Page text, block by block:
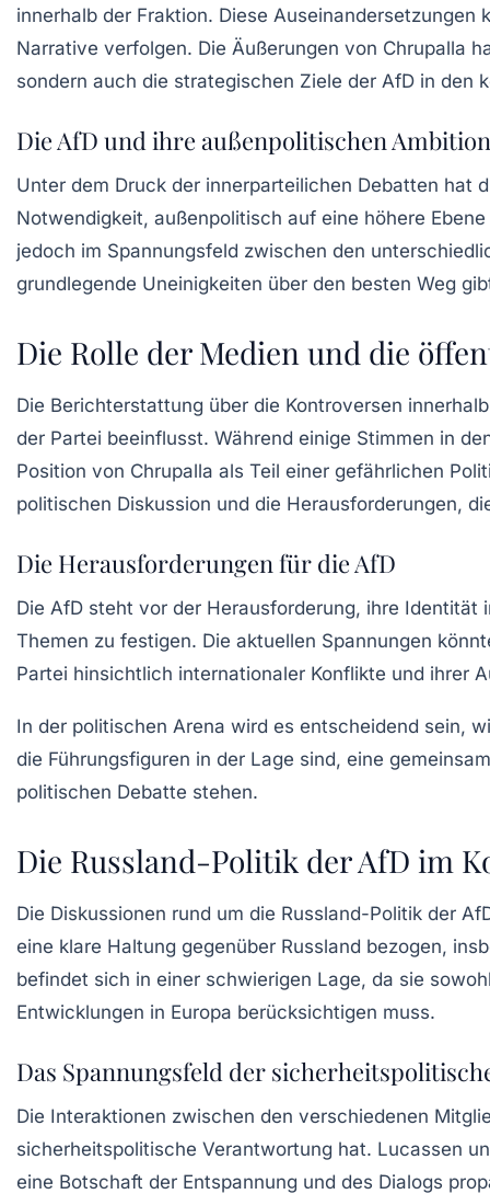
innerhalb der Fraktion. Diese
Narrative verfolgen. Die Äußerungen von Chrupalla
sondern auch die strategischen Ziele der AfD in den
Die AfD und ihre außenpolitischen
Unter dem Druck der innerparteilichen Debatten hat
Notwendigkeit, außenpolitisch auf eine höhere
jedoch im Spannungsfeld zwischen den
grundlegende Uneinigkeiten über den besten Weg
Die Rolle der Medien und die
Die Berichterstattung über die Kontroversen
der Partei beeinflusst. Während einige Stimmen in
Position von Chrupalla als Teil einer gefährlichen
politischen Diskussion und die Herausforderungen,
Die Herausforderungen für die AfD
Die AfD steht vor der Herausforderung, ihre
Themen zu festigen. Die aktuellen Spannungen
Partei hinsichtlich internationaler Konflikte und ihrer
In der politischen Arena wird es entscheidend sein,
die Führungsfiguren in der Lage sind, eine
politischen Debatte stehen.
Die Russland-Politik der AfD im
Die Diskussionen rund um die Russland-Politik der
eine klare Haltung gegenüber Russland bezogen,
befindet sich in einer schwierigen Lage, da sie
Entwicklungen in Europa berücksichtigen muss.
Das Spannungsfeld der
Die Interaktionen zwischen den verschiedenen
sicherheitspolitische Verantwortung hat. Lucassen
eine Botschaft der Entspannung und des Dialogs